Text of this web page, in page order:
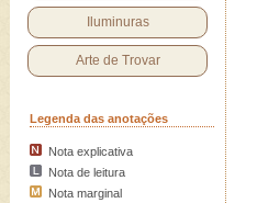
Iluminuras
Arte de Trovar
Legenda das anotações
Nota explicativa
Nota de leitura
Nota marginal